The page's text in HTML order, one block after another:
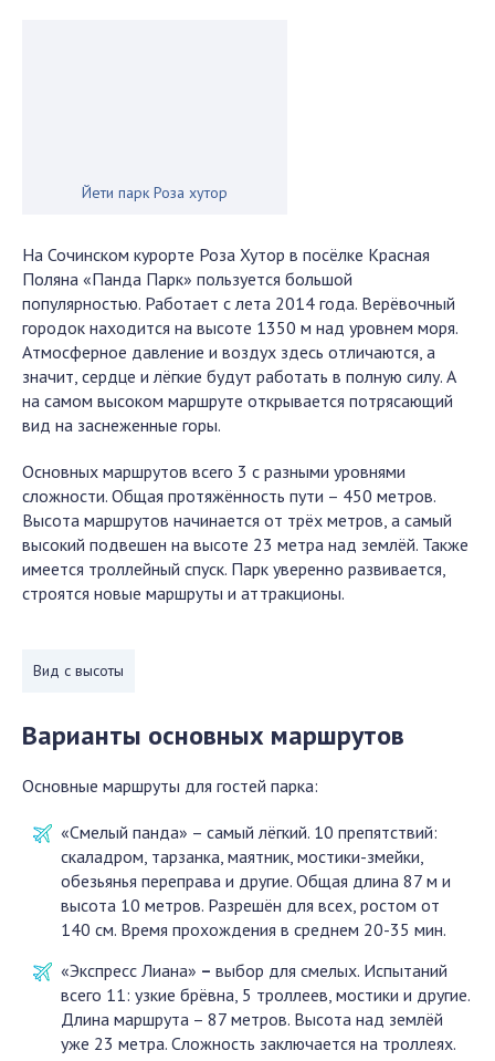
Йети парк Роза хутор
На Сочинском курорте Роза Хутор в посёлке Красная
Поляна «Панда Парк» пользуется большой
популярностью. Работает с лета 2014 года. Верёвочный
городок находится на высоте 1350 м над уровнем моря.
Атмосферное давление и воздух здесь отличаются, а
значит, сердце и лёгкие будут работать в полную силу. А
на самом высоком маршруте открывается потрясающий
вид на заснеженные горы.
Основных маршрутов всего 3 с разными уровнями
сложности. Общая протяжённость пути – 450 метров.
Высота маршрутов начинается от трёх метров, а самый
высокий подвешен на высоте 23 метра над землёй. Также
имеется троллейный спуск. Парк уверенно развивается,
строятся новые маршруты и аттракционы.
Вид с высоты
Варианты основных маршрутов
Основные маршруты для гостей парка:
«Смелый панда» – самый лёгкий. 10 препятствий:
скаладром, тарзанка, маятник, мостики-змейки,
обезьянья переправа и другие. Общая длина 87 м и
высота 10 метров. Разрешён для всех, ростом от
140 см. Время прохождения в среднем 20-35 мин.
«Экспресс Лиана» – выбор для смелых. Испытаний
всего 11: узкие брёвна, 5 троллеев, мостики и другие.
Длина маршрута – 87 метров. Высота над землёй
уже 23 метра. Сложность заключается на троллеях.